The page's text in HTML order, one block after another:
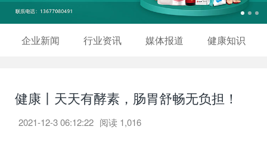
企业新闻 行业资讯 媒体报道 健康知识
健康丨天天有酵素，肠胃舒畅无负担！
2021-12-3 06:12:22 阅读 1,016